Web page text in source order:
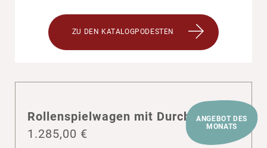
ZU DEN KATALOGPODESTEN
ANGEBOT DES
MONATS
Rollen­spiel­wagen mit Durch­reiche
1.285,00 €